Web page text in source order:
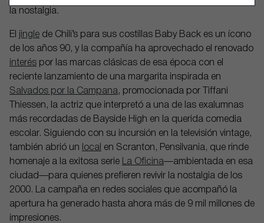
la nostalgia.
El jingle de Chili’s para sus costillas Baby Back es un ícono
de los años 90, y la compañía ha aprovechado el renovado
interés por las marcas clásicas de esa época con el
reciente lanzamiento de una margarita inspirada en
Salvados por la Campana, promocionada por Tiffani
Thiessen, la actriz que interpretó a una de las exalumnas
más recordadas de Bayside High en la querida comedia
escolar. Siguiendo con su incursión en la televisión vintage,
también abrió un
local en Scranton, Pensilvania, que rinde
homenaje a la exitosa serie La Oficina—ambientada en esa
ciudad—para quienes prefieren revivir la nostalgia de los
2000. La campaña en redes sociales que acompañó la
apertura ha generado hasta ahora más de 9 mil millones de
impresiones.